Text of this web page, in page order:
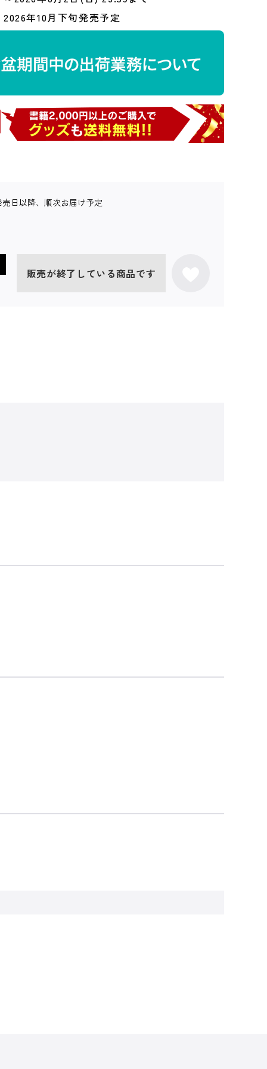
2026年10月下旬発売予定
売日以降、順次お届け予定
販売が終了している商品です